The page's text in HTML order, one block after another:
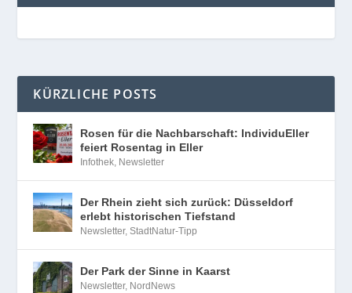
KÜRZLICHE POSTS
Rosen für die Nachbarschaft: IndividuEller
feiert Rosentag in Eller
Infothek, Newsletter
Der Rhein zieht sich zurück: Düsseldorf
erlebt historischen Tiefstand
Newsletter,StadtNatur-Tipp
Der Park der Sinne in Kaarst
Newsletter, NordNews